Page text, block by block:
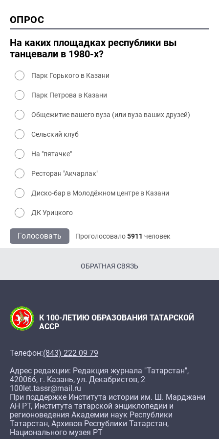
2000 промышленность
2000 культура
ОПРОС
На каких площадках республики вы
танцевали в 1980-х?
Парк Горького в Казани
Парк Петрова в Казани
Общежитие вашего вуза (или вуза ваших друзей)
Сельский клуб
На "пятачке"
Ресторан "Акчарлак"
Диско-бар в Молодёжном центре в Казани
ДК Урицкого
Голосовать Проголосовало5911 человек
ОБРАТНАЯ СВЯЗЬ
К 100-ЛЕТИЮ ОБРАЗОВАНИЯ ТАТАРСКОЙ
АССР
Телефон:(843) 222 09 79
Адрес редакции: Редакция журнала "Татарстан",
420066, г. Казань, ул. Декабристов, 2
100let.tassr@mail.ru
При поддержке Института истории им. Ш. Марджани
АН РТ, Института татарской энциклопедии и
регионоведения Академии наук Республики
Татарстан, Архивов Республики Татарстан,
Национального музея РТ